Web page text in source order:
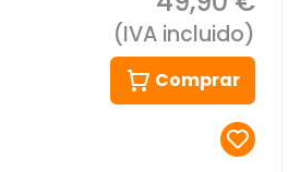
(IVA incluido)
Comprar